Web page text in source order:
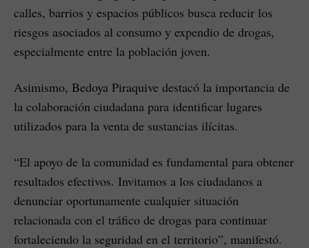
calles, barrios y espacios públicos busca reducir los
riesgos asociados al consumo y expendio de drogas,
especialmente entre la población joven.
Asimismo, Bedoya Piraquive destacó la importancia de
la colaboración ciudadana para identificar lugares
utilizados para la venta de sustancias ilícitas.
“El apoyo de la comunidad es fundamental para obtener
resultados efectivos. Invitamos a los ciudadanos a
denunciar oportunamente cualquier situación
relacionada con el tráfico de drogas para continuar
fortaleciendo la seguridad en el territorio”, manifestó.